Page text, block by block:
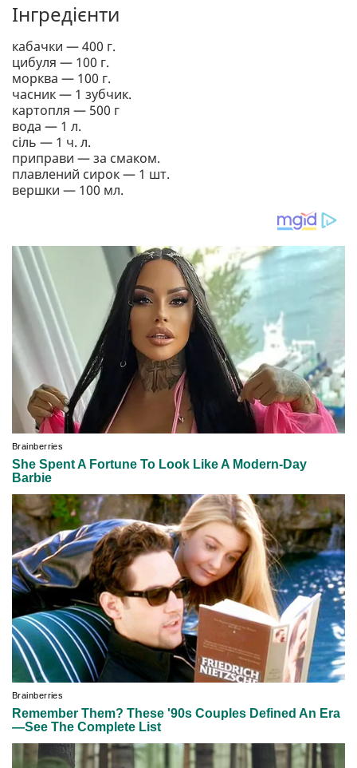
Інгредієнти
кабачки — 400 г.
цибуля — 100 г.
морква — 100 г.
часник — 1 зубчик.
картопля — 500 г
вода — 1 л.
сіль — 1 ч. л.
приправи — за смаком.
плавлений сирок — 1 шт.
вершки — 100 мл.